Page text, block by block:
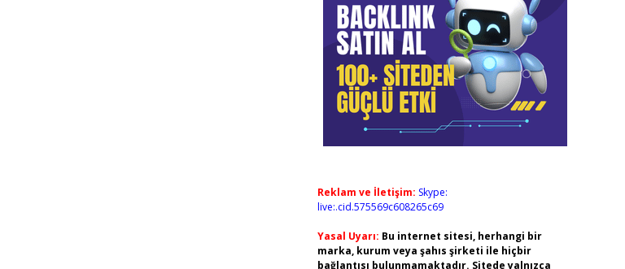
Reklam ve İletişim: Skype:
live:.cid.575569c608265c69
Yasal Uyarı: Bu internet sitesi, herhangi bir
marka, kurum veya şahıs şirketi ile hiçbir
bağlantısı bulunmamaktadır. Sitede yalnızca